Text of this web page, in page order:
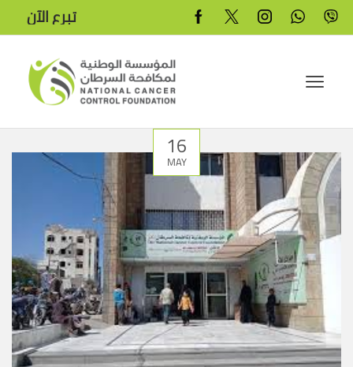
تبرع الآن
16
MAY